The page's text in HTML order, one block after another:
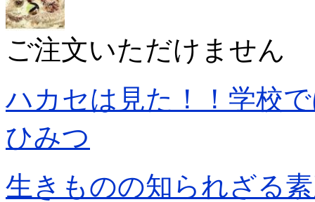
ご注文いただけません
ハカセは見た！！学校
ひみつ
生きものの知られざる